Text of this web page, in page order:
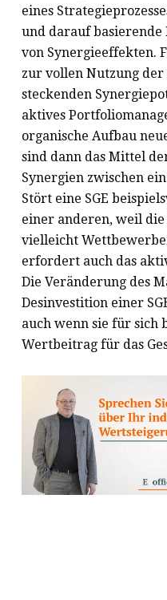
eines
und darauf
von Synergieeffekten.
zur vollen Nutzung
steckenden
aktives
organische Aufbau
sind dann das Mittel
Synergien zwischen
Stört eine SGE
einer anderen, weil die
vielleicht
erfordert auch das
Die Veränderung des
Desinvestition einer
auch wenn sie für sich
Wertbeitrag für das